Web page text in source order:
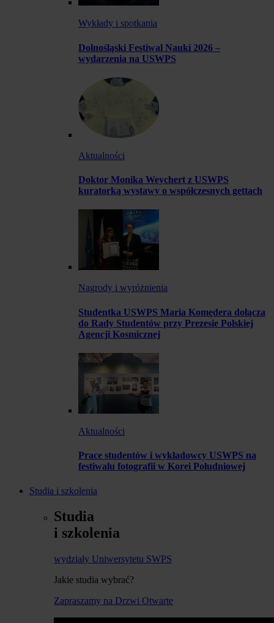
Wykłady i spotkania
Dolnośląski Festiwal Nauki 2026 –
wydarzenia na USWPS
Aktualności
Doktor Monika Weychert z USWPS
kuratorką wystawy o współczesnych gettach
Nagrody i wyróżnienia
Studentka USWPS Maria Komędera dołącza
do Rady Studentów przy Prezesie Polskiej
Agencji Kosmicznej
Aktualności
Prace studentów i wykładowcy USWPS na
festiwalu fotografii w Korei Południowej
Studia i szkolenia
Studia
i szkolenia
wydziały Uniwersytetu SWPS
Jakie studia wybrać?
Zapraszamy na Drzwi Otwarte